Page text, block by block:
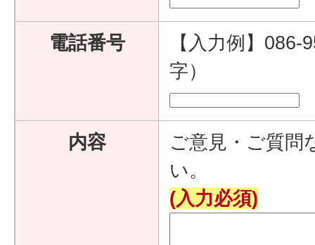
電話番号
【入力例】
字）
内容
ご意見・ご質問
い。
(入力必須)